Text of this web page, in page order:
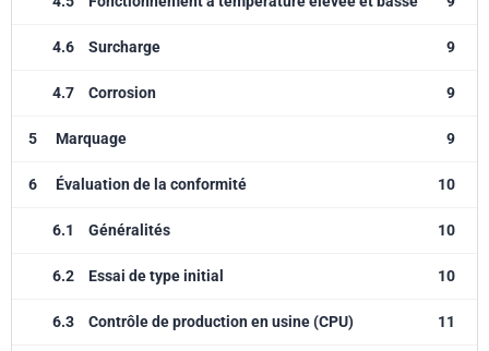
4.6 Surcharge 9
4.7 Corrosion 9
5 Marquage 9
6 Évaluation de la conformité 10
6.1 Généralités 10
6.2 Essai de type initial 10
6.3 Contrôle de production en usine (CPU) 11